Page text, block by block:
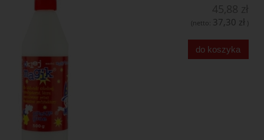
(netto: 37,30 zł )
do koszyka